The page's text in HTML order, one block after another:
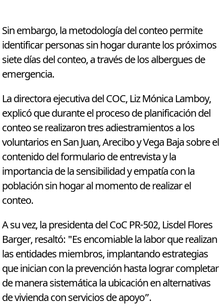
Sin embargo, la metodología del conteo permite
identificar personas sin hogar durante los próximos
siete días del conteo, a través de los albergues de
emergencia.
La directora ejecutiva del COC, Liz Mónica Lamboy,
explicó que durante el proceso de planificación del
conteo se realizaron tres adiestramientos a los
voluntarios en San Juan, Arecibo y Vega Baja sobre el
contenido del formulario de entrevista y la
importancia de la sensibilidad y empatía con la
población sin hogar al momento de realizar el
conteo.
A su vez, la presidenta del CoC PR-502, Lisdel Flores
Barger, resaltó: "Es encomiable la labor que realizan
las entidades miembros, implantando estrategias
que inician con la prevención hasta lograr completar
de manera sistemática la ubicación en alternativas
de vivienda con servicios de apoyo”.